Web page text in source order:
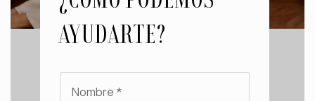
AYUDARTE?